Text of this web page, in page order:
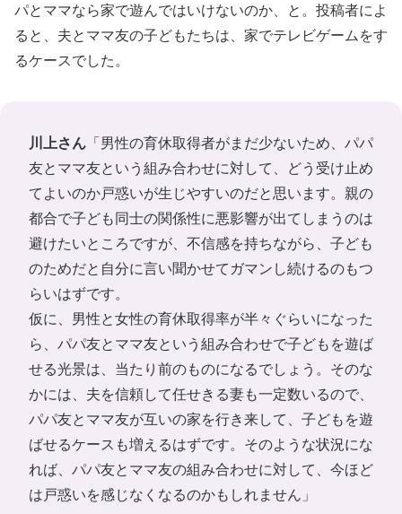
パとママなら家で遊んではいけないのか、と。投稿者によ
ると、夫とママ友の子どもたちは、家でテレビゲームをす
るケースでした。
川上さん 「男性の育休取得者がまだ少ないため、パパ
友とママ友という組み合わせに対して、どう受け止め
てよいのか戸惑いが生じやすいのだと思います。親の
都合で子ども同士の関係性に悪影響が出てしまうのは
避けたいところですが、不信感を持ちながら、子ども
のためだと自分に言い聞かせてガマンし続けるのもつ
らいはずです。
仮に、男性と女性の育休取得率が半々ぐらいになった
ら、パパ友とママ友という組み合わせで子どもを遊ば
せる光景は、当たり前のものになるでしょう。そのな
かには、夫を信頼して任せきる妻も一定数いるので、
パパ友とママ友が互いの家を行き来して、子どもを遊
ばせるケースも増えるはずです。そのような状況にな
れば、パパ友とママ友の組み合わせに対して、今ほど
は戸惑いを感じなくなるのかもしれません」